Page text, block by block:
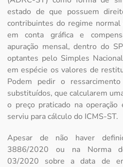
estado de que possuem
contribuintes do regime normal
em conta gráfica e
apuração mensal, dentro do
optantes pelo Simples
em espécie os valores de
Podem pedir o
substituídos, que calcularem
o preço praticado na
serviu para cálculo do ICMS-ST.
Apesar de não haver
3886/2020 ou na Norma
03/2020 sobre a data de